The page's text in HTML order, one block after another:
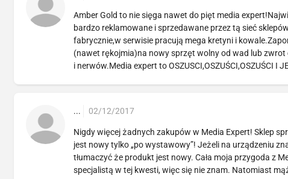
Amber Gold to nie sięga nawet do pięt media
bardzo reklamowane i sprzedawane przez tą sieć
fabrycznie,w serwisie pracują mega kretyni i
(nawet rękojmia)na nowy sprzęt wolny od wad lub zwrot
i nerwów.Media expert to OSZUSCI,OSZUŚCI,OSZUŚCI I
... 02/12/2017
Nigdy więcej żadnych zakupów w Media Expert! Sklep
jest nowy tylko „po wystawowy”! Jeżeli na urządzeniu
tłumaczyć że produkt jest nowy. Cała moja przygoda z
specjalistą w tej kwesti, więc się nie znam. Natomiast